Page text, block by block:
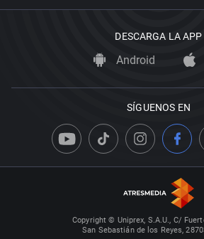
DESCARGA LA APP
Android
SÍGUENOS EN
Copyright © Uniprex, S.A.U., C/
San Sebastián de los Reyes,